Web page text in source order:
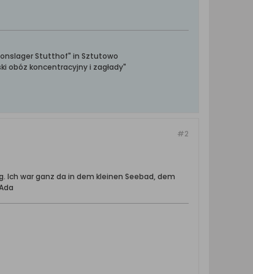
Stutthof" in Sztutowo
obóz koncentracyjny i zagłady"
#2
war ganz da in dem kleinen Seebad, dem